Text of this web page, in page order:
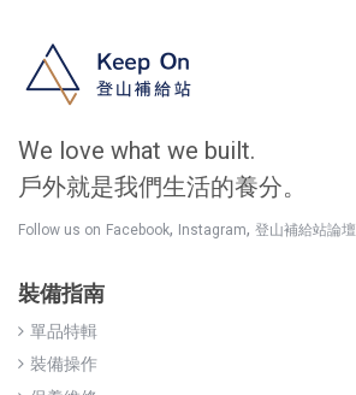
We love what we built.
戶外就是我們生活的養分。
Follow us on Facebook, Instagram, 登山補給站論壇
裝備指南
單品特輯
裝備操作